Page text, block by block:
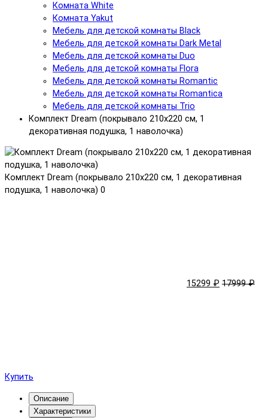
Комната White
Комната Yakut
Мебель для детской комнаты Black
Мебель для детской комнаты Dark Metal
Мебель для детской комнаты Duo
Мебель для детской комнаты Flora
Мебель для детской комнаты Romantic
Мебель для детской комнаты Romantica
Мебель для детской комнаты Trio
Комплект Dream (покрывало 210x220 см, 1
декоративная подушка, 1 наволочка)
Комплект Dream (покрывало 210x220 см, 1 декоративная
подушка, 1 наволочка) 0
15299 ₽ 17999 ₽
Купить
Описание
Характеристики